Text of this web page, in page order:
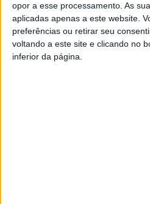
opor a esse processamento. As
aplicadas apenas a este website.
preferências ou retirar seu
voltando a este site e clicando no
inferior da página.
TAGS Recolha Lixo